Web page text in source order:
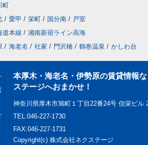
町
/ 愛甲 / 栄町 / 国分南 / 戸室
道本線 / 湘南新宿ライン高海
/ 海老名 / 社家 / 門沢橋 / 鶴巻温泉 / かしわ台
本厚木・海老名・伊勢原の賃貸情報
ステージへおまかせ！
神奈川県厚木市旭町１丁目22番24号 信栄ビル
TEL:046-227-1730
FAX:046-227-1731
Copyright(c) 株式会社ネクステージ